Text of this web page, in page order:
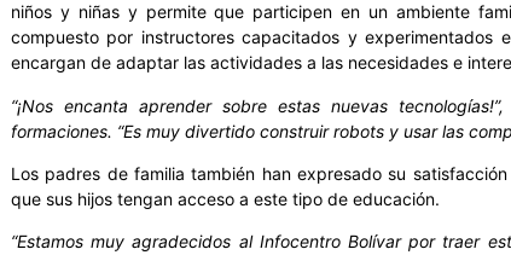
niños y niñas y permite que participen en un ambiente
compuesto por instructores capacitados y experimentados
encargan de adaptar las actividades a las necesidades e
“¡Nos encanta aprender sobre estas nuevas
formaciones. “Es muy divertido construir robots y usar las
Los padres de familia también han expresado su
que sus hijos tengan acceso a este tipo de educación.
“Estamos muy agradecidos al Infocentro Bolívar por traer